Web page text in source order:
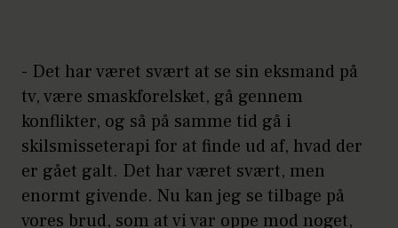
- Det har været svært at se sin eksmand på
tv, være smaskforelsket, gå gennem
konflikter, og så på samme tid gå i
skilsmisseterapi for at finde ud af, hvad der
er gået galt. Det har været svært, men
enormt givende. Nu kan jeg se tilbage på
vores brud, som at vi var oppe mod noget,